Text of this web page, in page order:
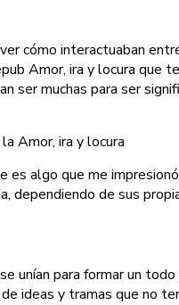
cómo interactuaban
Amor, ira y locura
ser muchas para ser
Amor, ira y locura
es algo que me
de sus
unían para formar un
ideas y tramas que no